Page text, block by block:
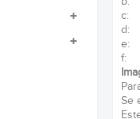
c:
d:
e:
f:
Se